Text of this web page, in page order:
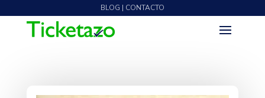
BLOG | CONTACTO